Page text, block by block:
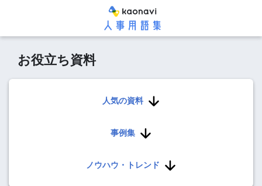
お役立ち資料
人気の資料
事例集
ノウハウ・トレンド